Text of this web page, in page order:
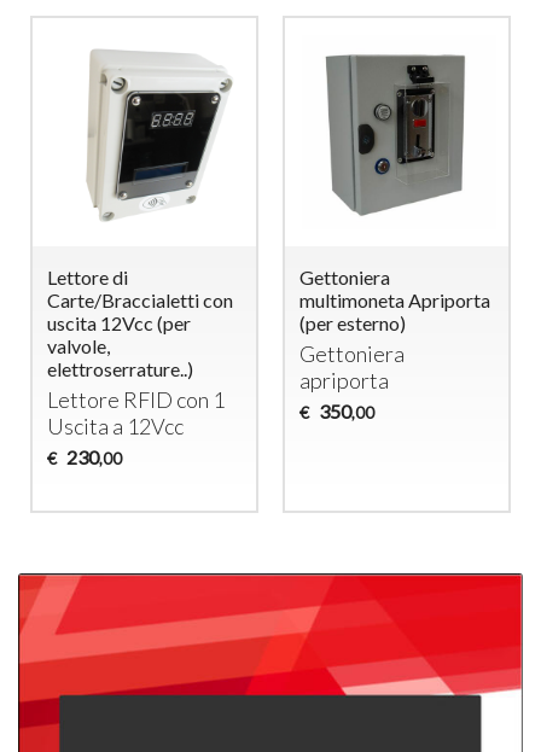
Lettore di
Carte/Braccialetti con
uscita 12Vcc (per
valvole,
elettroserrature..)
Lettore RFID con 1
Uscita a 12Vcc
€ 230,00
Gettoniera
multimoneta Apriporta
(per esterno)
Gettoniera
apriporta
€ 350,00